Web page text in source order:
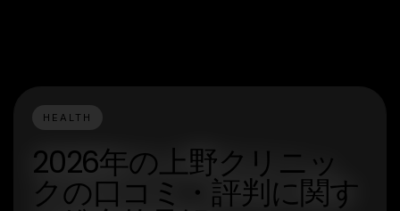
HEALTH
2026年の上野クリニッ
クの口コミ・評判に関す